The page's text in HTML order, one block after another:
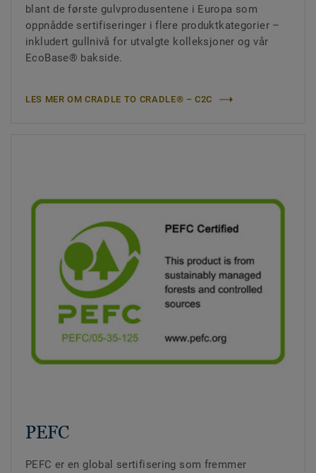
blant de første gulvprodusentene i Europa som
oppnådde sertifiseringer i flere produktkategorier –
inkludert gullnivå for utvalgte kolleksjoner og vår
EcoBase® bakside.
LES MER OM CRADLE TO CRADLE® – C2C
PEFC
PEFC er en global sertifisering som fremmer